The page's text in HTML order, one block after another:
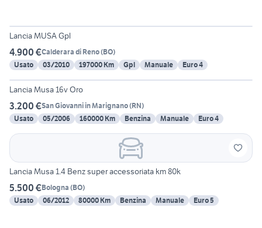
Lancia MUSA Gpl
4.900 €Calderara di Reno(BO)
Usato
03/2010 197000 Km Gpl Manuale Euro 4
4
Lancia Musa 16v Oro
3.200 €San Giovanni in Marignano(RN)
Usato
05/2006 160000 Km Benzina Manuale Euro 4
Lancia Musa 1.4 Benz super accessoriata km 80k
5.500 €Bologna (BO)
Usato
06/2012 80000 Km Benzina Manuale Euro 5